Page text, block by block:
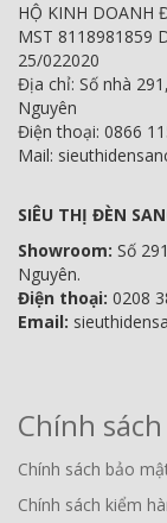
HỘ KINH DOANH
MST 8118981859
25/022020
Địa chỉ: Số nhà
Nguyên
Điện thoại: 0866
Mail:
SIÊU THỊ ĐÈN
Showroom: Số
Nguyên.
Điện thoại: 0208
Email:
Chính
Chính sách bảo
Chính sách kiểm